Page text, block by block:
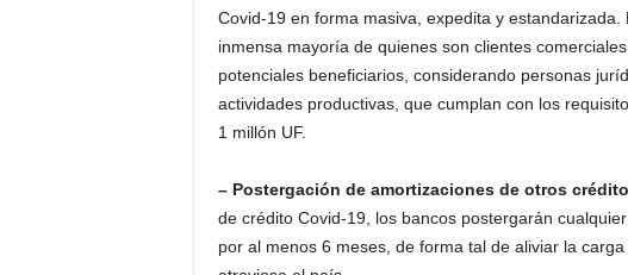
Covid-19 en forma masiva, expedita y
inmensa mayoría de quienes son clientes
potenciales beneficiarios, considerando personas
actividades productivas, que cumplan con los
1 millón UF.
– Postergación de amortizaciones de otros
de crédito Covid-19, los bancos postergarán
por al menos 6 meses, de forma tal de aliviar la